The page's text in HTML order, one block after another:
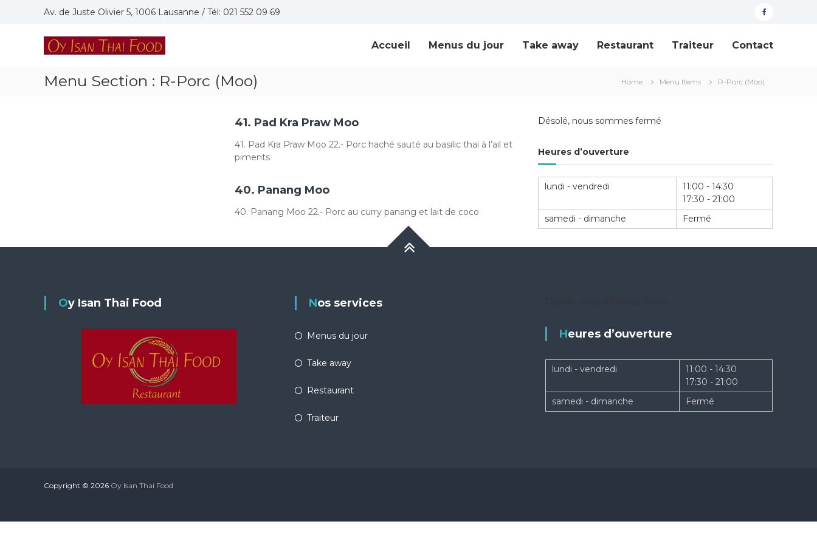
Av. de Juste Olivier 5, 1006 Lausanne / Tél: 021 552 09 69
Oy
Isan
Food
Accueil Menus du jour Take away Restaurant Traiteur Contact
Menu Section : R-Porc (Moo) Home Menu Items R-Porc (Moo)
41. Pad Kra Praw Moo
41. Pad Kra Praw Moo 22.- Porc haché sauté au basilic thaï à l’ail et
piments
40. Panang Moo
40. Panang Moo 22.- Porc au curry panang et lait de coco
Désolé, nous sommes fermé
Heures d’ouverture
lundi - vendredi
11:00 - 14:30
17:30 - 21:00
samedi - dimanche
Fermé
Oy Isan Thai Food Nos services
Menus du jour
Take away
Restaurant
Traiteur
Heures d’ouverture
lundi - vendredi
11:00 - 14:30
17:30 - 21:00
samedi - dimanche
Fermé
Copyright © 2026 Oy Isan Thai Food